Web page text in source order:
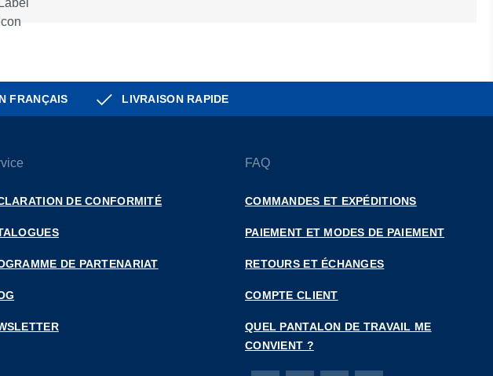
FRANÇAIS LIVRAISON RAPIDE
DE CONFORMITÉ
DE PARTENARIAT
FAQ
COMMANDES ET EXPÉDITIONS
PAIEMENT ET MODES DE PAIEMENT
RETOURS ET ÉCHANGES
COMPTE CLIENT
QUEL PANTALON DE TRAVAIL ME
CONVIENT ?